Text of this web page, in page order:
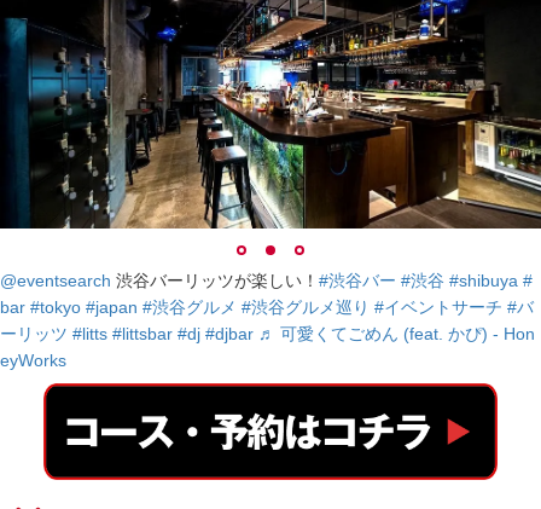
@eventsearch 渋谷バーリッツが楽しい！ #渋谷バー #渋谷 #shibuya #
bar #tokyo #japan #渋谷グルメ #渋谷グルメ巡り #イベントサーチ #バ
ーリッツ #litts #littsbar #dj #djbar ♬ 可愛くてごめん (feat. かぴ) - Hon
eyWorks